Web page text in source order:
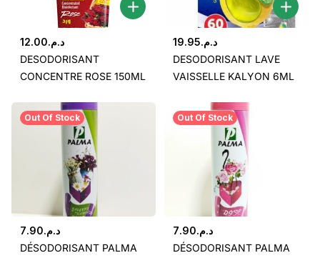
د.م.12.00
DESODORISANT
CONCENTRE ROSE 150ML
د.م.19.95
DESODORISANT LAVE
VAISSELLE KALYON 6ML
Out Of Stock
د.م.7.90
DÉSODORISANT PALMA
Out Of Stock
د.م.7.90
DÉSODORISANT PALMA